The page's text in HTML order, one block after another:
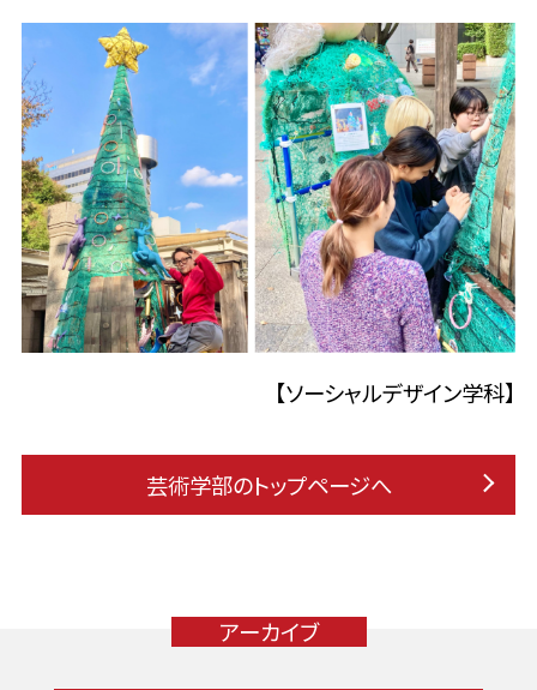
【ソーシャルデザイン学科】
芸術学部のトップページへ
アーカイブ